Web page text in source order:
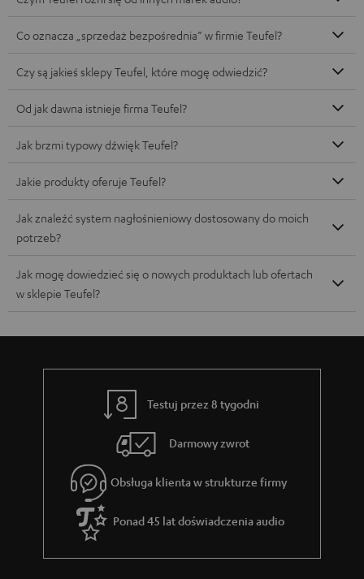
Co oznacza „sprzedaż bezpośrednia” w firmie Teufel?
Czy są jakieś sklepy Teufel, które mogę odwiedzić?
Od jak dawna istnieje firma Teufel?
Jak brzmi typowy dźwięk Teufel?
Jakie produkty oferuje Teufel?
Jak znaleźć system nagłośnieniowy dostosowany do moich
potrzeb?
Jak mogę dowiedzieć się o nowych produktach lub ofertach
w sklepie Teufel?
Testuj przez 8 tygodni
Darmowy zwrot
Obsługa klienta w strukturze firmy
Ponad 45 lat doświadczenia audio